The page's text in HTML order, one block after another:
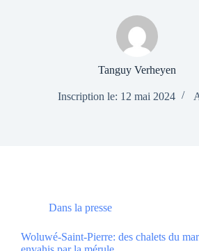
Tanguy Verheyen
Inscription le: 12 mai 2024
Dans la presse
Woluwé-Saint-Pierre: des chalets du